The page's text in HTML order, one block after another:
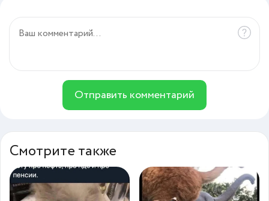
Отправить комментарий
Смотрите также